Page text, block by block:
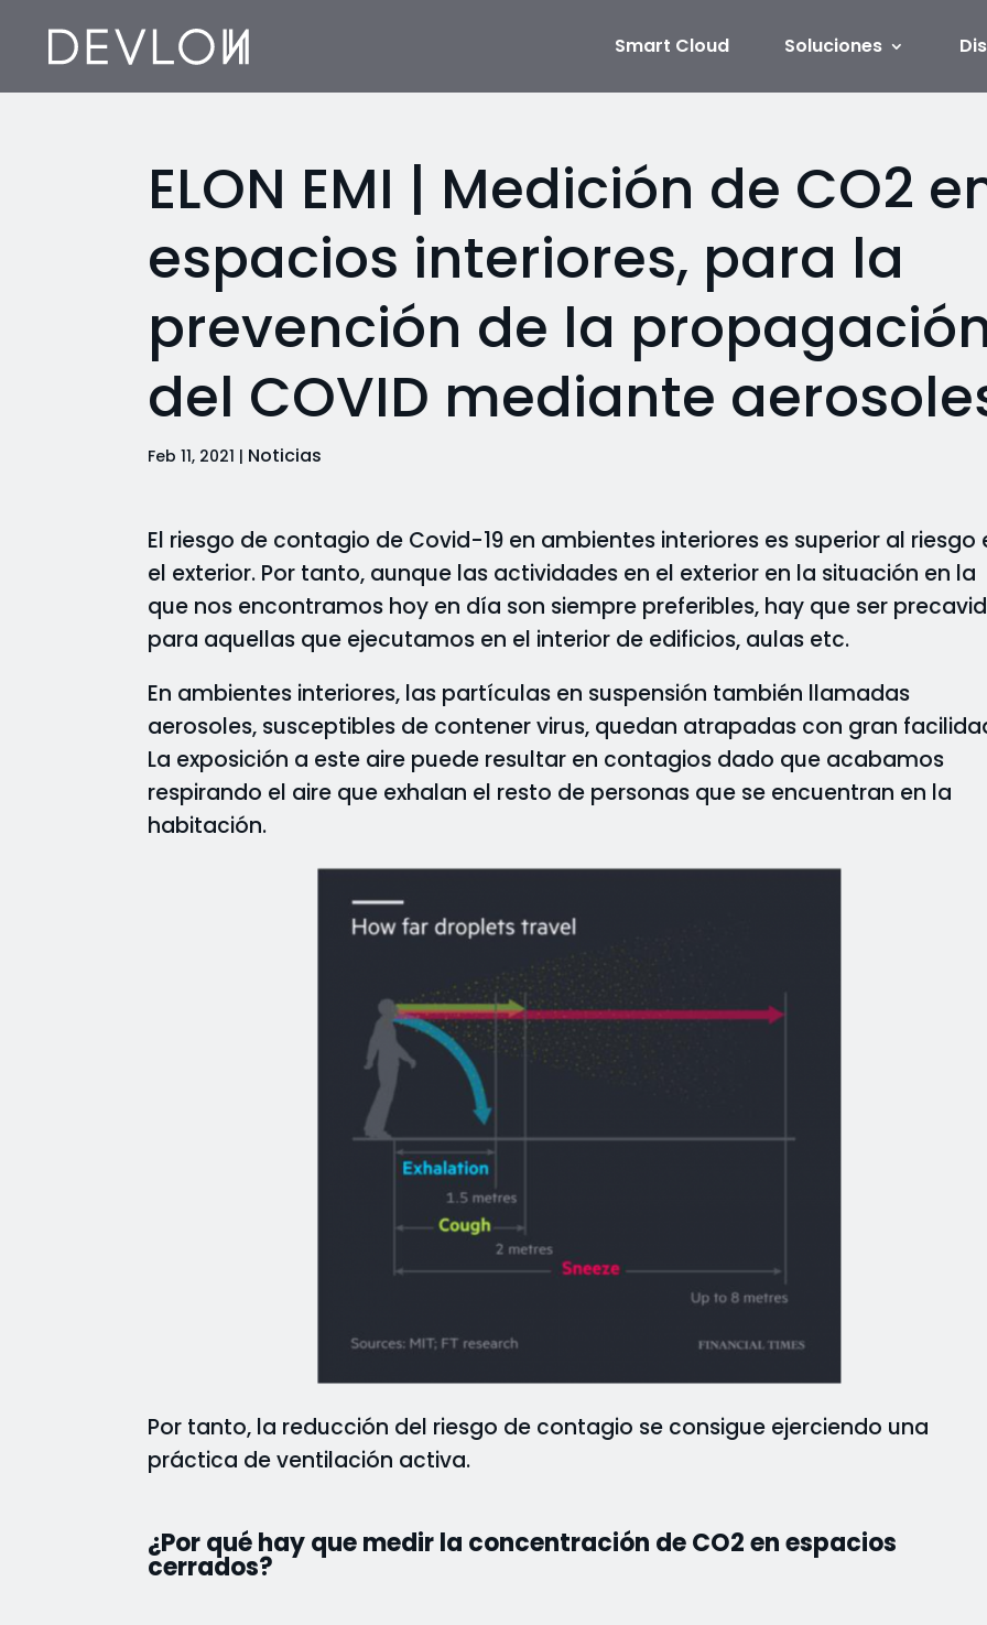
Smart Cloud Soluciones
ELON EMI | Medición de CO2
espacios interiores, para la
prevención de la
del COVID mediante
Feb 11, 2021 | Noticias
El riesgo de contagio de Covid-19 en ambientes interiores es superior al riesgo
el exterior. Por tanto, aunque las actividades en el exterior en la situación en la
que nos encontramos hoy en día son siempre preferibles, hay que ser
para aquellas que ejecutamos en el interior de edificios, aulas etc.
En ambientes interiores, las partículas en suspensión también llamadas
aerosoles, susceptibles de contener virus, quedan atrapadas con gran
La exposición a este aire puede resultar en contagios dado que acabamos
respirando el aire que exhalan el resto de personas que se encuentran en la
habitación.
Por tanto, la reducción del riesgo de contagio se consigue ejerciendo una
práctica de ventilación activa.
¿Por qué hay que medir la concentración de CO2 en espacios
cerrados?